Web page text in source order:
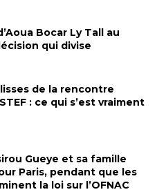
Bocar Ly Tall au
qui divise
de la rencontre
: ce qui s’est vraiment
Gueye et sa famille
Paris, pendant que les
la loi sur l’OFNAC